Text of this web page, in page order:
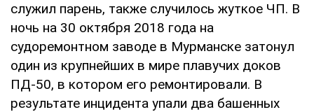
служил парень, также случилось жуткое ЧП. В
ночь на 30 октября 2018 года на
судоремонтном заводе в Мурманске затонул
один из крупнейших в мире плавучих доков
ПД-50, в котором его ремонтировали. В
результате инцидента упали два башенных